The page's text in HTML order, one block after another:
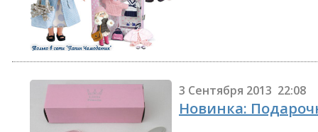
3 Сентября 2013 22:08
Новинка: